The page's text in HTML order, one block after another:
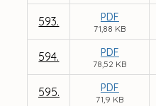
593. PDF
71,88 KB
594. PDF
78,52 KB
595. PDF
71,9 KB